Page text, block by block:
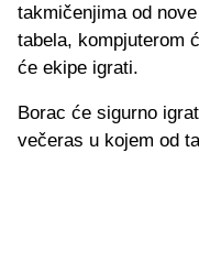
takmičenjima od
tabela, kompjuterom
će ekipe igrati.
Borac će sigurno
večeras u kojem od